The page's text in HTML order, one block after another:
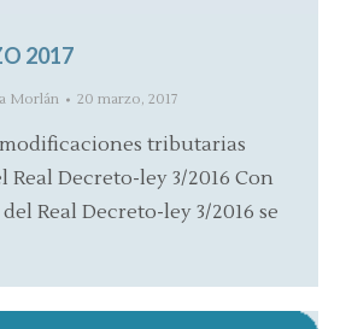
2017
Morlán 20 marzo, 2017
tributarias
Real Decreto-ley 3/2016 Con
Real Decreto-ley 3/2016 se